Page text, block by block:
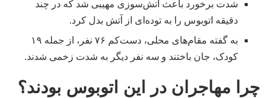
شدت برخورد باعث آتش‌سوزی مهیبی شد که در چند
دقیقه اتوبوس را به توده‌ای از آتش بدل کرد.
به گفته مقام‌های محلی، دست‌کم ۷۶ نفر، از جمله ۱۹
کودک، جان باختند و سه نفر دیگر به شدت زخمی شدند.
چرا مهاجران در این اتوبوس بودند؟